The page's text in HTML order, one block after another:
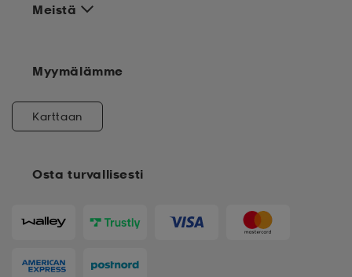
Meistä
Osta turvallisesti
Myymälämme
Karttaan